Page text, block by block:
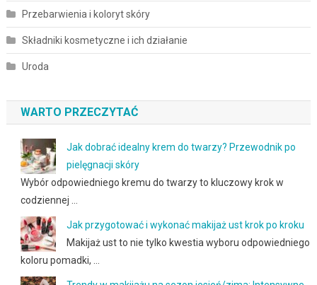
Przebarwienia i koloryt skóry
Składniki kosmetyczne i ich działanie
Uroda
WARTO PRZECZYTAĆ
Jak dobrać idealny krem do twarzy? Przewodnik po
pielęgnacji skóry
Wybór odpowiedniego kremu do twarzy to kluczowy krok w
codziennej …
Jak przygotować i wykonać makijaż ust krok po kroku
Makijaż ust to nie tylko kwestia wyboru odpowiedniego
koloru pomadki, …